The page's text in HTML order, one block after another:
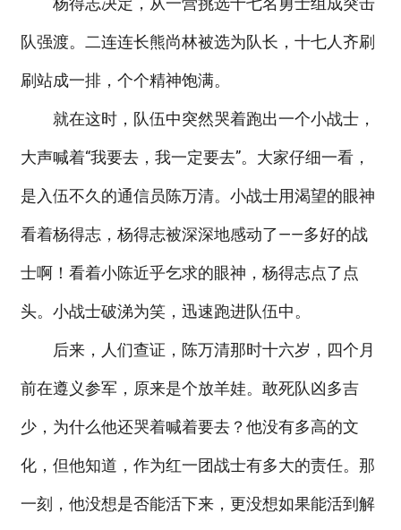
队强渡。二连连长熊尚林被选为队长，十七人齐刷
刷站成一排，个个精神饱满。
就在这时，队伍中突然哭着跑出一个小战士，
大声喊着“我要去，我一定要去”。大家仔细一看，
是入伍不久的通信员陈万清。小战士用渴望的眼神
看着杨得志，杨得志被深深地感动了——多好的战
士啊！看着小陈近乎乞求的眼神，杨得志点了点
头。小战士破涕为笑，迅速跑进队伍中。
后来，人们查证，陈万清那时十六岁，四个月
前在遵义参军，原来是个放羊娃。敢死队凶多吉
少，为什么他还哭着喊着要去？他没有多高的文
化，但他知道，作为红一团战士有多大的责任。那
一刻，他没想是否能活下来，更没想如果能活到解